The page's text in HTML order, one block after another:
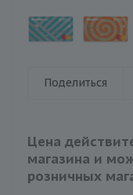
Поделиться
Цена
магазина и
розничных